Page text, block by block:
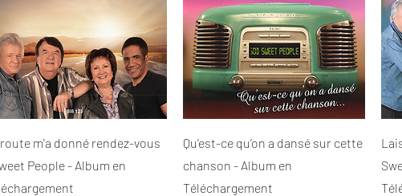
Aperçu rapide
m'a donné rendez-vous
People - Album en
Aperçu rapide
Qu’est-ce qu’on a dansé sur cette
chanson - Album en
Téléchargement